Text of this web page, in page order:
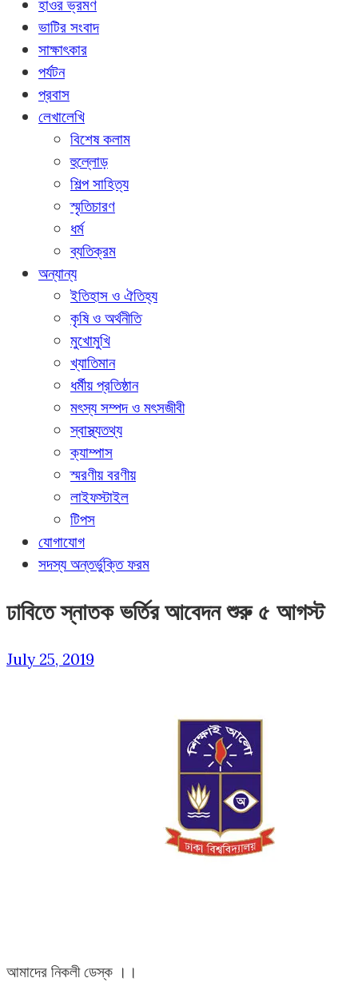
হাওর ভ্রমণ
ভাটির সংবাদ
সাক্ষাৎকার
পর্যটন
প্রবাস
লেখালেখি
বিশেষ কলাম
হুল্লোড়
শিল্প সাহিত্য
স্মৃতিচারণ
ধর্ম
ব্যতিক্রম
অন্যান্য
ইতিহাস ও ঐতিহ্য
কৃষি ও অর্থনীতি
মুখোমুখি
খ্যাতিমান
ধর্মীয় প্রতিষ্ঠান
মৎস্য সম্পদ ও মৎসজীবী
স্বাস্থ্যতথ্য
ক্যাম্পাস
স্মরণীয় বরণীয়
লাইফস্টাইল
টিপস
যোগাযোগ
সদস্য অন্তর্ভুক্তি ফরম
ঢাবিতে স্নাতক ভর্তির আবেদন শুরু ৫ আগস্ট
July 25, 2019
আমাদের নিকলী ডেস্ক ।।